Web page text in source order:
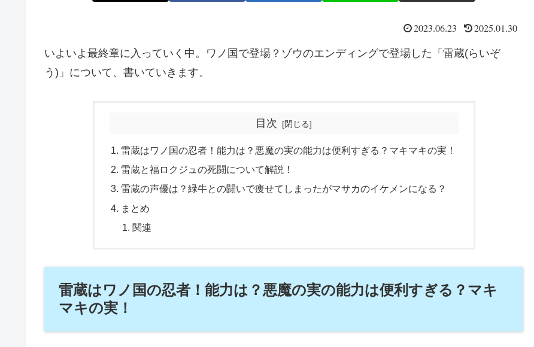
2023.06.23 2025.01.30
いよいよ最終章に入っていく中。ワノ国で登場？ゾウのエンディングで登場した「雷蔵(らいぞ
う)」について、書いていきます。
目次
雷蔵はワノ国の忍者！能力は？悪魔の実の能力は便利すぎる？マキマキの実！
雷蔵と福ロクジュの死闘について解説！
雷蔵の声優は？緑牛との闘いで痩せてしまったがマサカのイケメンになる？
まとめ
関連
雷蔵はワノ国の忍者！能力は？悪魔の実の能力は便利すぎる？マキ
マキの実！